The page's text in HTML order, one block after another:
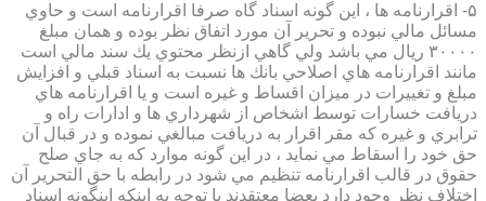
۵- اقرارنامه ها ، اين گونه اسناد گاه صرفا اقرارنامه است و حاوي
مسائل مالي نبوده و تحرير آن مورد اتفاق نظر بوده و همان مبلغ
۳۰۰۰۰ ريال مي باشد ولي گاهي ازنظر محتوي يك سند مالي است
مانند اقرارنامه هاي اصلاحي بانك ها نسبت به اسناد قبلي و افزايش
مبلغ و تغييرات در ميزان اقساط و غيره است و يا اقرارنامه هاي
دريافت خسارات توسط اشخاص از شهرداري ها و ادارات راه و
ترابري و غيره كه مقر اقرار به دريافت مبالغي نموده و در قبال آن
حق خود را اسقاط مي نمايد ، در اين گونه موارد كه به جاي صلح
حقوق در قالب اقرارنامه تنظيم مي شود در رابطه با حق التحرير آن
اختلاف نظر وجود دارد بعضا معتقدند با توجه به اينكه اينگونه اسناد